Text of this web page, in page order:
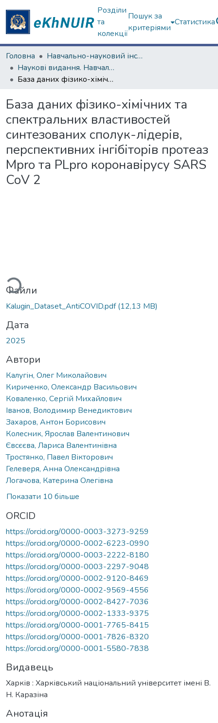
Розділи
та
колекції
Пошук за
критеріями
Статистика
Головна
Навчально-науковий інститут Хімії
Наукові видання. Навчально-науковий інститут Хімії
База даних фізико-хімічних та спектральних властивостей синтезованих сполук-лідерів, перспективних інгібіторів протеаз Mpro та PLpro коронавірусу SARS CoV 2
База даних фізико-хімічних та
спектральних властивостей
синтезованих сполук-лідерів,
перспективних інгібіторів протеаз
Mpro та PLpro коронавірусу SARS
CoV 2
Вантажиться...
Файли
Kalugin_Dataset_AntiCOVID.pdf(12,13 MB)
Дата
2025
Автори
Калугін, Олег Миколайович
Кириченко, Олександр Васильович
Коваленко, Сергій Михайлович
Іванов, Володимир Венедиктович
Захаров, Антон Борисович
Колесник, Ярослав Валентинович
Євсєєва, Лариса Валентинівна
Тростянко, Павел Вікторович
Гелеверя, Анна Олександрівна
Логачова, Катерина Олегівна
Показати 10 більше
ORCID
https://orcid.org/0000-0003-3273-9259
https://orcid.org/0000-0002-6223-0990
https://orcid.org/0000-0003-2222-8180
https://orcid.org/0000-0003-2297-9048
https://orcid.org/0000-0002-9120-8469
https://orcid.org/0000-0002-9569-4556
https://orcid.org/0000-0002-8427-7036
https://orcid.org/0000-0002-1333-9375
https://orcid.org/0000-0001-7765-8415
https://orcid.org/0000-0001-7826-8320
https://orcid.org/0000-0001-5580-7838
Видавець
Харків : Харківський національний університет імені В.
Н. Каразіна
Анотація